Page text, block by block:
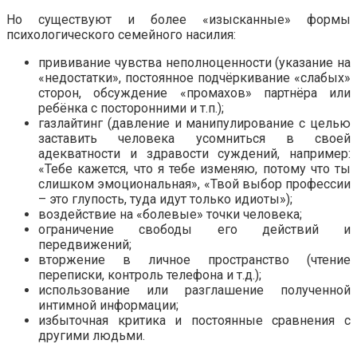
Но существуют и более «изысканные» формы
психологического семейного насилия:
прививание чувства неполноценности (указание на
«недостатки», постоянное подчёркивание «слабых»
сторон, обсуждение «промахов» партнёра или
ребёнка с посторонними и т.п.);
газлайтинг (давление и манипулирование с целью
заставить человека усомниться в своей
адекватности и здравости суждений, например:
«Тебе кажется, что я тебе изменяю, потому что ты
слишком эмоциональная», «Твой выбор профессии
– это глупость, туда идут только идиоты»);
воздействие на «болевые» точки человека;
ограничение свободы его действий и
передвижений;
вторжение в личное пространство (чтение
переписки, контроль телефона и т.д.);
использование или разглашение полученной
интимной информации;
избыточная критика и постоянные сравнения с
другими людьми.